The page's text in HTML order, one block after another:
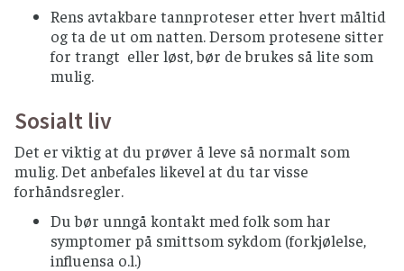
KJØTT OG KJØTTPRODUKTER
Rått kjøtt (inkludert spekemat) bør unngås
Farsemat som hamburgere og kjøttdeig etc.
Svin og kylling skal være gjennomstekt.
Andre kjøttprodukter bør være godt stekt på
overflaten
KOSTTILSKUDD OG HELSEKOST
Snakk med din behandlende lege før eventuelt
bruk av kosttilskudd og helsekost som for
Rens avtakbare tannproteser etter hvert måltid
og ta de ut om natten. Dersom protesene sitter
for trangt eller løst, bør de brukes så lite som
mulig.
Sosialt liv
Det er viktig at du prøver å leve så normalt som
mulig. Det anbefales likevel at du tar visse
forhåndsregler.
Du bør unngå kontakt med folk som har
symptomer på smittsom sykdom (forkjølelse,
influensa o.l.)